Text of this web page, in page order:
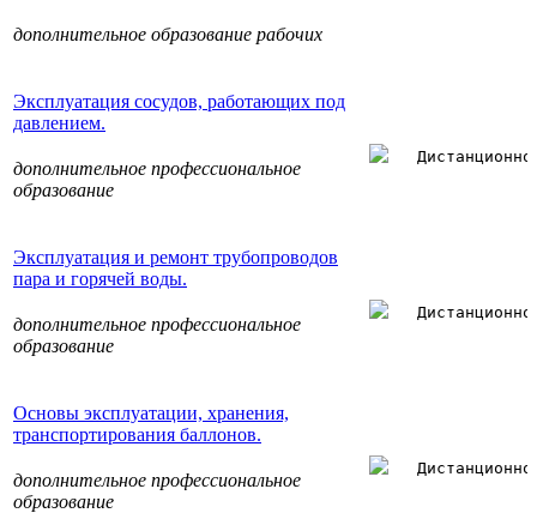
дополнительное образование рабочих
Эксплуатация сосудов, работающих под
давлением.
дополнительное профессиональное
образование
Эксплуатация и ремонт трубопроводов
пара и горячей воды.
дополнительное профессиональное
образование
Основы эксплуатации, хранения,
транспортирования баллонов.
дополнительное профессиональное
образование